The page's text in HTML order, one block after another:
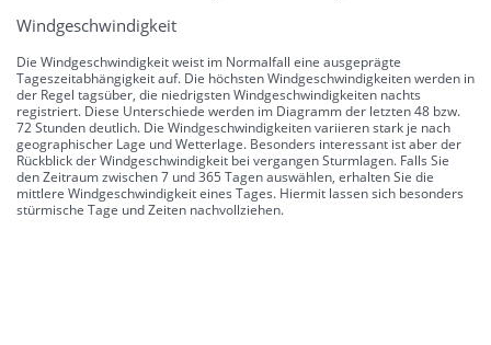
Windgeschwindigkeit
Die Windgeschwindigkeit weist im Normalfall eine ausgeprägte
Tageszeitabhängigkeit auf. Die höchsten Windgeschwindigkeiten werden in
der Regel tagsüber, die niedrigsten Windgeschwindigkeiten nachts
registriert. Diese Unterschiede werden im Diagramm der letzten 48 bzw.
72 Stunden deutlich. Die Windgeschwindigkeiten variieren stark je nach
geographischer Lage und Wetterlage. Besonders interessant ist aber der
Rückblick der Windgeschwindigkeit bei vergangen Sturmlagen. Falls Sie
den Zeitraum zwischen 7 und 365 Tagen auswählen, erhalten Sie die
mittlere Windgeschwindigkeit eines Tages. Hiermit lassen sich besonders
stürmische Tage und Zeiten nachvollziehen.